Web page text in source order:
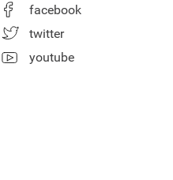
facebook
twitter
youtube